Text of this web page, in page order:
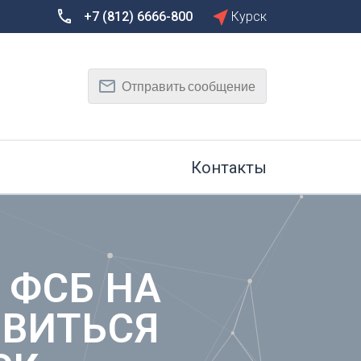
Тамбов
Тюмень
Ульяновск
Уфа
Х
Хабаровск
+7 (812) 6666-800 Курск
Отправить сообщение
Контакты
НА